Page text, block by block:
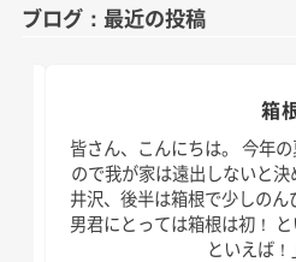
リ
ブログ：最近の投稿
箱
皆さん、こんにちは。 今年
ので我が家は遠出しないと
井沢、後半は箱根で少しの
男君にとっては箱根は初！
といえば